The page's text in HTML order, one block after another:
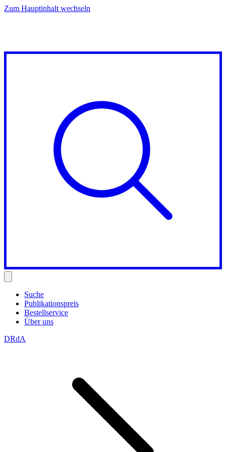
Zum Hauptinhalt wechseln
Suche
Publikationspreis
Bestellservice
Über uns
DRdA